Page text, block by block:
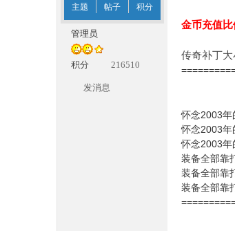
主题
帖子
积分
管理员
积分 216510
发消息
金币充值
传奇补丁大
怀念2003年
怀念2003年
怀念2003年
装备全部靠
装备全部靠
装备全部靠